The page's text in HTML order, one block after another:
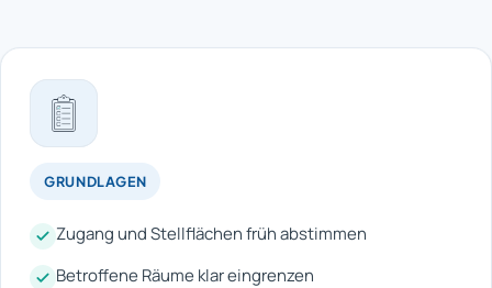
GRUNDLAGEN
Zugang und Stellflächen früh abstimmen
Betroffene Räume klar eingrenzen